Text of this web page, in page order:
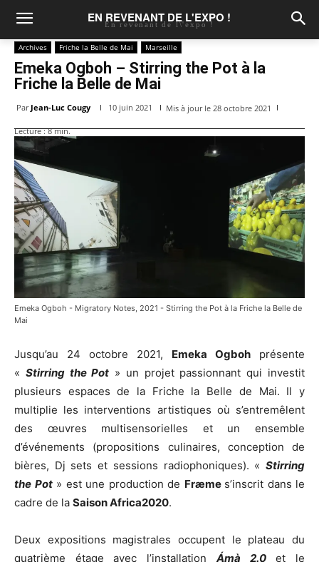
EN REVENANT DE L'EXPO !
En revenant de l\'expo !
Archives Friche la Belle de Mai Marseille
Emeka Ogboh – Stirring the Pot à la
Friche la Belle de Mai
Par Jean-Luc Cougy 10 juin 2021 Mis à jour le 28 octobre 2021
Lecture :8min.
Emeka Ogboh - Migratory Notes, 2021 - Stirring the Pot à la Friche la Belle de
Mai
Jusqu’au 24 octobre 2021, Emeka Ogboh présente
« Stirring the Pot » un projet passionnant qui investit
plusieurs espaces de la Friche la Belle de Mai. Il y
multiplie les interventions artistiques où s’entremêlent
des œuvres multisensorielles et un ensemble
d’événements (propositions culinaires, conception de
bières, Dj sets et sessions radiophoniques). « Stirring
the Pot» est une production de Fræme s’inscrit dans le
cadre de la Saison Africa2020.
Deux expositions magistrales occupent le plateau du
quatrième étage avec l’installation Ámà 2.0et le